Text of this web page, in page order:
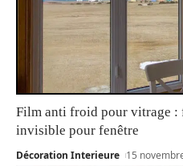
Film anti froid pour vitrage :
invisible pour fenêtre
Décoration Interieure 15